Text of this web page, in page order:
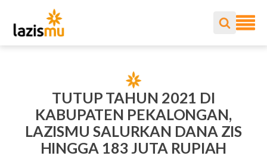
TUTUP TAHUN 2021 DI
KABUPATEN PEKALONGAN,
LAZISMU SALURKAN DANA ZIS
HINGGA 183 JUTA RUPIAH